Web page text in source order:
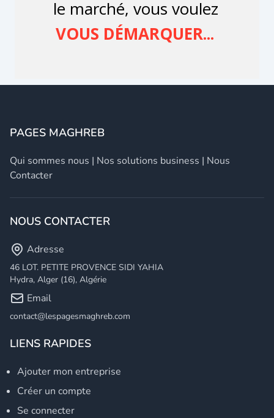
PAGES MAGHREB
Qui sommes nous | Nos solutions business | Nous
Contacter
NOUS CONTACTER
Adresse
46 LOT. PETITE PROVENCE SIDI YAHIA
Hydra, Alger (16), Algérie
Email
contact@lespagesmaghreb.com
LIENS RAPIDES
Ajouter mon entreprise
Créer un compte
Se connecter